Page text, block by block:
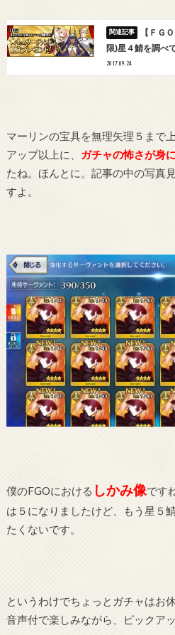
【ＦＧ
限)星４鯖を調べ
2017.09.24
マーリンの宝具を無理矢理５まで
アップ以上に、
ガチャの怖さが身
たね。ほんとに。記事の中の写真
すよ。
僕のFGOにおける しかみ像です
は５になりましたけど、もう星５
たくないです。
というわけでちょっとガチャはお
音声付で楽しみながら、ピックア